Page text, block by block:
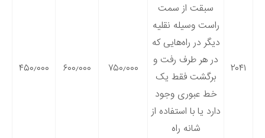
۲۰۴۱
سبقت از سمت
راست وسیله نقلیه
دیگر در راه‌هایی که
در هر طرف رفت و
برگشت فقط یک
خط عبوری وجود
دارد یا با استفاده از
شانه راه
۷۵۰٫۰۰۰ ۶۰۰٫۰۰۰ ۴۵۰٫۰۰۰